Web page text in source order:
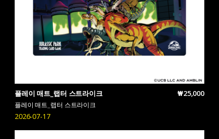
플레이 매트_랩터 스트라이크 ₩25,000
플레이 매트_랩터 스트라이크
2026-07-17